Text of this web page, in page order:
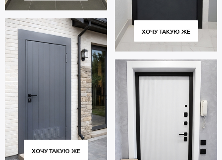
ХОЧУ ТАКУЮ ЖЕ
ХОЧУ ТАКУЮ ЖЕ